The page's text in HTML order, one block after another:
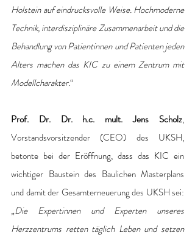
Holstein auf eindrucksvolle Weise. Hochmoderne
Technik, interdisziplinäre Zusammenarbeit und die
Behandlung von Patientinnen und Patienten jeden
Alters machen das KIC zu einem Zentrum mit
Modellcharakter.“
Prof. Dr. Dr. h.c. mult. Jens Scholz,
Vorstandsvorsitzender (CEO) des UKSH,
betonte bei der Eröffnung, dass das KIC ein
wichtiger Baustein des Baulichen Masterplans
und damit der Gesamterneuerung des UKSH sei:
„Die Expertinnen und Experten unseres
Herzzentrums retten täglich Leben und setzen